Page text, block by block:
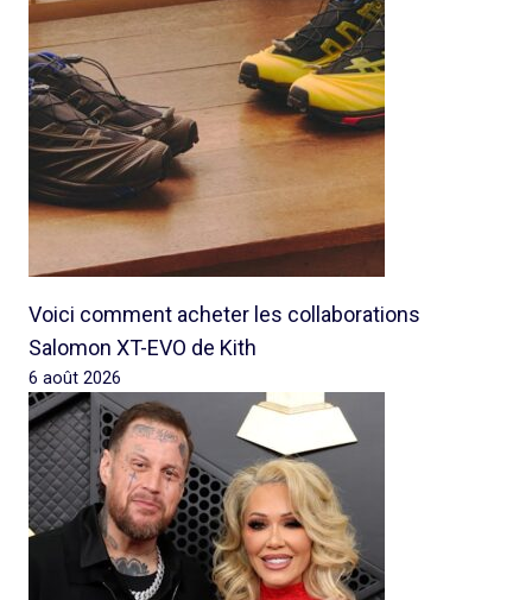
Voici comment acheter les collaborations
Salomon XT-EVO de Kith
6 août 2026